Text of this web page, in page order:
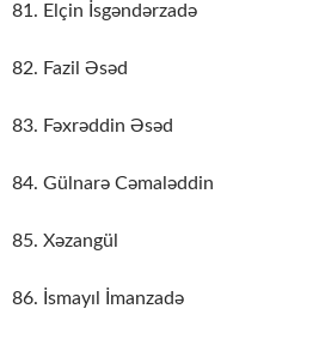
81. Elçin İsgəndərzadə
82. Fazil Əsəd
83. Fəxrəddin Əsəd
84. Gülnarə Cəmaləddin
85. Xəzangül
86. İsmayıl İmanzadə